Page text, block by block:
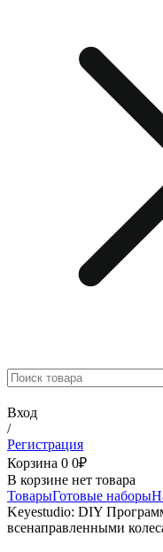
Вход
/
Регистрация
Корзина 0 0₽
В корзине нет товара
ТоварыГотовые наборы
Keyestudio: DIY
всенаправленными